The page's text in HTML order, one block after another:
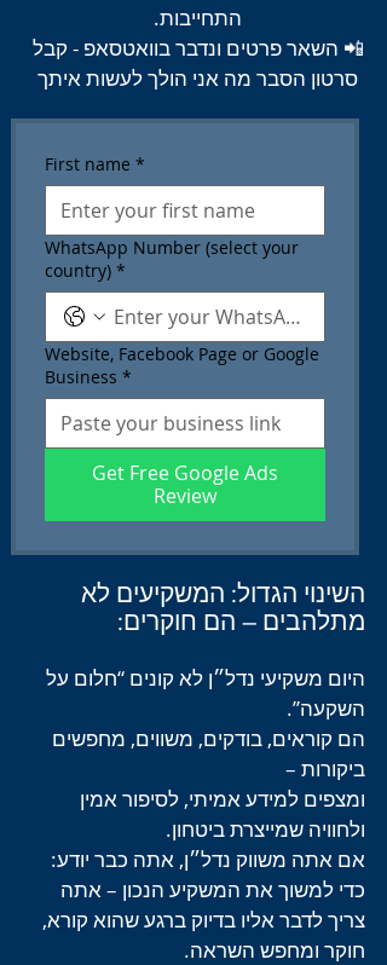
התחייבות.
📲 השאר פרטים ונדבר בוואטסאפ - קבל
סרטון הסבר מה אני הולך לעשות איתך
First name *
WhatsApp Number (select your
country) *
Website, Facebook Page or Google
Business *
Get Free Google Ads
Review
השינוי הגדול: המשקיעים לא
מתלהבים – הם חוקרים:
היום משקיעי נדל״ן לא קונים “חלום על
השקעה”.
הם קוראים, בודקים, משווים, מחפשים
ביקורות –
ומצפים למידע אמיתי, לסיפור אמין
ולחוויה שמייצרת ביטחון.
אם אתה משווק נדל״ן, אתה כבר יודע:
כדי למשוך את המשקיע הנכון – אתה
צריך לדבר אליו בדיוק ברגע שהוא קורא,
חוקר ומחפש השראה.